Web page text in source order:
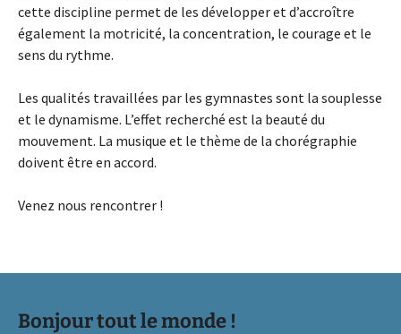
cette discipline permet de les développer et d’accroître
également la motricité, la concentration, le courage et le
sens du rythme.
Les qualités travaillées par les gymnastes sont la souplesse
et le dynamisme. L’effet recherché est la beauté du
mouvement. La musique et le thème de la chorégraphie
doivent être en accord.
Venez nous rencontrer !
Bonjour tout le monde !